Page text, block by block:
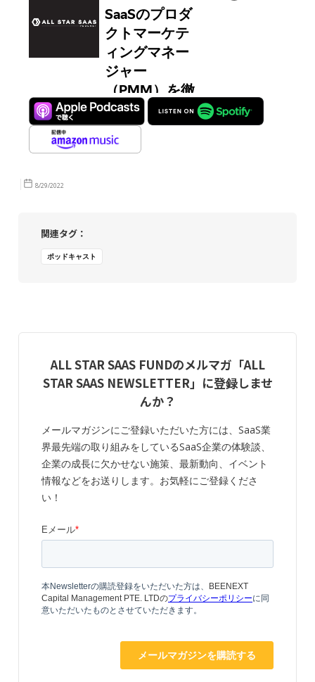
8/29/2022
関連タグ：
ポッドキャスト
ALL STAR SAAS FUNDのメルマガ「ALL
STAR SAAS NEWSLETTER」に登録しませ
んか？
メールマガジンにご登録いただいた方には、SaaS業
界最先端の取り組みをしているSaaS企業の体験談、
企業の成長に欠かせない施策、最新動向、イベント
情報などをお送りします。お気軽にご登録くださ
い！